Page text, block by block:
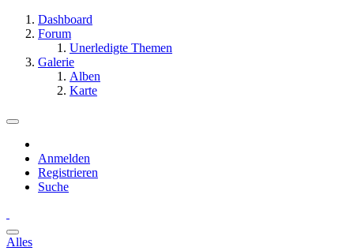
Dashboard
Forum
Unerledigte Themen
Galerie
Alben
Karte
Anmelden
Registrieren
Suche
Alles